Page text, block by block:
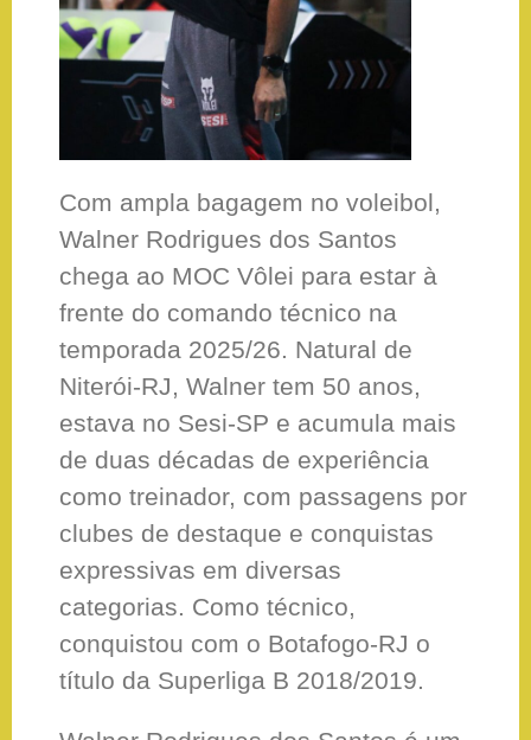
Com ampla bagagem no voleibol,
Walner Rodrigues dos Santos
chega ao MOC Vôlei para estar à
frente do comando técnico na
temporada 2025/26. Natural de
Niterói-RJ, Walner tem 50 anos,
estava no Sesi-SP e acumula mais
de duas décadas de experiência
como treinador, com passagens por
clubes de destaque e conquistas
expressivas em diversas
categorias. Como técnico,
conquistou com o Botafogo-RJ o
título da Superliga B 2018/2019.